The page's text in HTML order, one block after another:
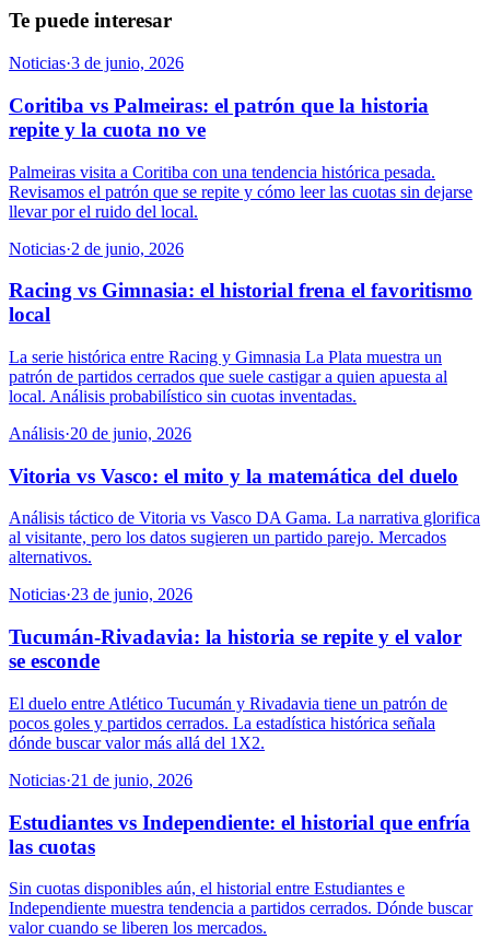
Te puede interesar
Noticias·3 de junio, 2026
Coritiba vs Palmeiras: el patrón que la historia
repite y la cuota no ve
Palmeiras visita a Coritiba con una tendencia histórica pesada.
Revisamos el patrón que se repite y cómo leer las cuotas sin dejarse
llevar por el ruido del local.
Noticias·2 de junio, 2026
Racing vs Gimnasia: el historial frena el favoritismo
local
La serie histórica entre Racing y Gimnasia La Plata muestra un
patrón de partidos cerrados que suele castigar a quien apuesta al
local. Análisis probabilístico sin cuotas inventadas.
Análisis·20 de junio, 2026
Vitoria vs Vasco: el mito y la matemática del duelo
Análisis táctico de Vitoria vs Vasco DA Gama. La narrativa glorifica
al visitante, pero los datos sugieren un partido parejo. Mercados
alternativos.
Noticias·23 de junio, 2026
Tucumán-Rivadavia: la historia se repite y el valor
se esconde
El duelo entre Atlético Tucumán y Rivadavia tiene un patrón de
pocos goles y partidos cerrados. La estadística histórica señala
dónde buscar valor más allá del 1X2.
Noticias·21 de junio, 2026
Estudiantes vs Independiente: el historial que enfría
las cuotas
Sin cuotas disponibles aún, el historial entre Estudiantes e
Independiente muestra tendencia a partidos cerrados. Dónde buscar
valor cuando se liberen los mercados.